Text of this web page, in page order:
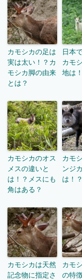
カモシカの足は
実は太い！？カ
モシカ脚の由来
とは？
日本
カモ
地は
カモシカのオス
メスの違いと
は！？メスにも
角はある？
カモ
ンジ
は！？
カモシカは天然
記念物に指定さ
カモ
の特